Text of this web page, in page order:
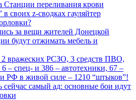
Станции переливания крови
в своих z-сводках гауляйтер
за вещи жителей Донецкой
будут отжимать мебель и
вражеских РСЗО, 3 средств ПВО,
6 – спец- и 386 – автотехники, 67 –
РФ в живой силе – 1210 “штыков”!
сейчас самый ад: основные бои идут